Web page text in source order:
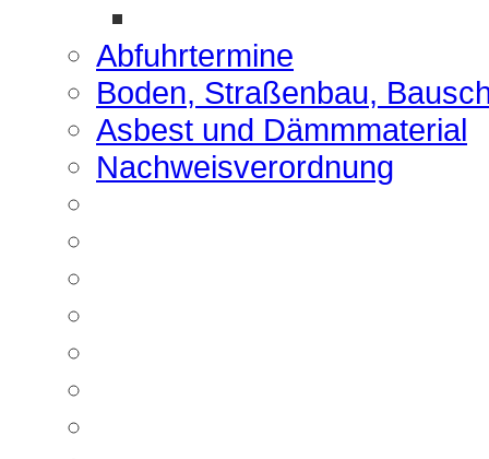
Abfuhrtermine
Boden, Straßenbau,
Asbest und Dämmmaterial
Nachweisverordnung